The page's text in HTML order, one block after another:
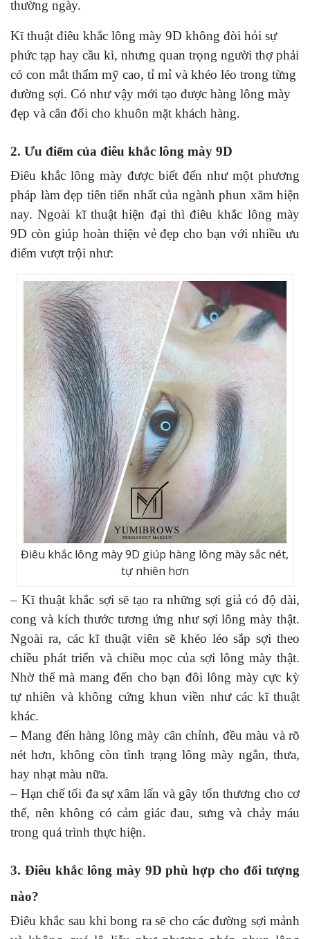
thường ngày.
Kĩ thuật điêu khắc lông mày 9D không đòi hỏi sự
phức tạp hay cầu kì, nhưng quan trọng người thợ phải
có con mắt thẩm mỹ cao, tỉ mỉ và khéo léo trong từng
đường sợi. Có như vậy mới tạo được hàng lông mày
đẹp và cân đối cho khuôn mặt khách hàng.
2. Ưu điểm của điêu khắc lông mày 9D
Điêu khắc lông mày được biết đến như một phương
pháp làm đẹp tiên tiến nhất của ngành phun xăm hiện
nay. Ngoài kĩ thuật hiện đại thì điêu khắc lông mày
9D còn giúp hoàn thiện vẻ đẹp cho bạn với nhiều ưu
điểm vượt trội như:
Điêu khắc lông mày 9D giúp hàng lông mày sắc nét,
tự nhiên hơn
– Kĩ thuật khắc sợi sẽ tạo ra những sợi giả có độ dài,
cong và kích thước tương ứng như sợi lông mày thật.
Ngoài ra, các kĩ thuật viên sẽ khéo léo sắp sợi theo
chiều phát triển và chiều mọc của sợi lông mày thật.
Nhờ thế mà mang đến cho bạn đôi lông mày cực kỳ
tự nhiên và không cứng khun viền như các kĩ thuật
khác.
– Mang đến hàng lông mày cân chỉnh, đều màu và rõ
nét hơn, không còn tình trạng lông mày ngắn, thưa,
hay nhạt màu nữa.
– Hạn chế tối đa sự xâm lấn và gây tổn thương cho cơ
thể, nên không có cảm giác đau, sưng và chảy máu
trong quá trình thực hiện.
3. Điêu khắc lông mày 9D phù hợp cho đối tượng
nào?
Điêu khắc sau khi bong ra sẽ cho các đường sợi mảnh